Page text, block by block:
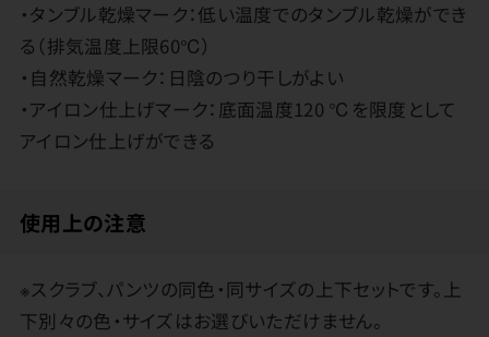
・タンブル乾燥マーク：低い温度でのタンブル乾燥ができ
る（排気温度上限60℃）
・自然乾燥マーク：日陰のつり干しがよい
・アイロン仕上げマーク：底面温度120 ℃を限度として
アイロン仕上げができる
使用上の注意
※スクラブ、パンツの同色・同サイズの上下セットです。上
下別々の色・サイズはお選びいただけません。